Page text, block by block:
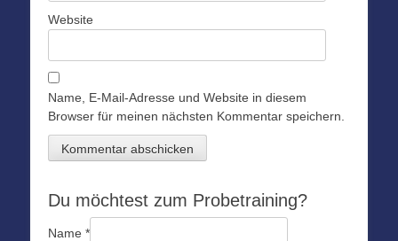
Website
Name, E-Mail-Adresse und Website in diesem
Browser für meinen nächsten Kommentar speichern.
Du möchtest zum Probetraining?
Name *